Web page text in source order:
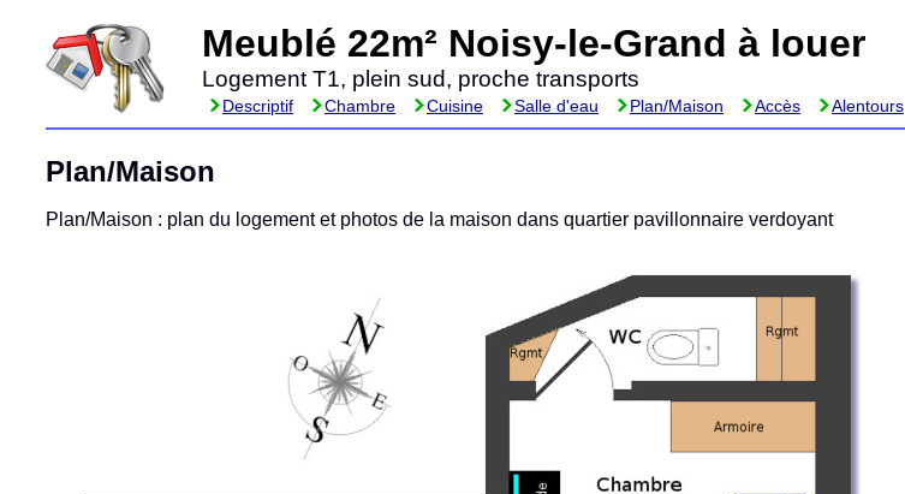
Meublé 22m² Noisy-le-Grand à louer
Logement T1, plein sud, proche transports
Descriptif Chambre Cuisine Salle d'eau Plan/Maison Accès Alentours
Plan/Maison
Plan/Maison : plan du logement et photos de la maison dans quartier pavillonnaire verdoyant